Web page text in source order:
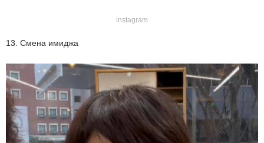
instagram
13. Смена имиджа